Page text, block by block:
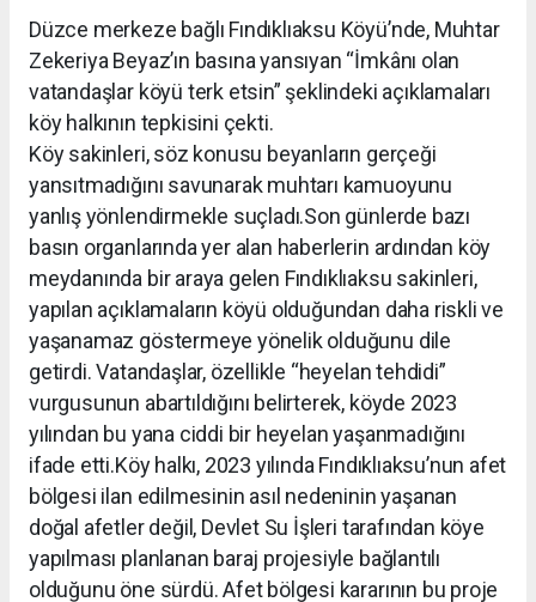
Düzce merkeze bağlı Fındıklıaksu Köyü’nde, Muhtar
Zekeriya Beyaz’ın basına yansıyan “İmkânı olan
vatandaşlar köyü terk etsin” şeklindeki açıklamaları
köy halkının tepkisini çekti.
Köy sakinleri, söz konusu beyanların gerçeği
yansıtmadığını savunarak muhtarı kamuoyunu
yanlış yönlendirmekle suçladı.Son günlerde bazı
basın organlarında yer alan haberlerin ardından köy
meydanında bir araya gelen Fındıklıaksu sakinleri,
yapılan açıklamaların köyü olduğundan daha riskli ve
yaşanamaz göstermeye yönelik olduğunu dile
getirdi. Vatandaşlar, özellikle “heyelan tehdidi”
vurgusunun abartıldığını belirterek, köyde 2023
yılından bu yana ciddi bir heyelan yaşanmadığını
ifade etti.Köy halkı, 2023 yılında Fındıklıaksu’nun afet
bölgesi ilan edilmesinin asıl nedeninin yaşanan
doğal afetler değil, Devlet Su İşleri tarafından köye
yapılması planlanan baraj projesiyle bağlantılı
olduğunu öne sürdü. Afet bölgesi kararının bu proje